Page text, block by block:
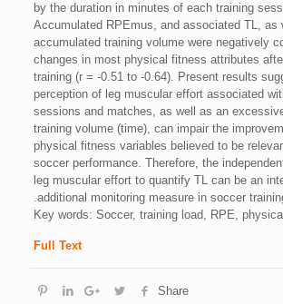
by the duration in minutes of each training
Accumulated RPEmus, and associated TL, as
accumulated training volume were negatively
changes in most physical fitness attributes
training (r = -0.51 to -0.64). Present results
perception of leg muscular effort associated
sessions and matches, as well as an
training volume (time), can impair the
physical fitness variables believed to be
soccer performance. Therefore, the
leg muscular effort to quantify TL can be an
additional monitoring measure in soccer
Key words: Soccer, training load, RPE,
Full Text
Share